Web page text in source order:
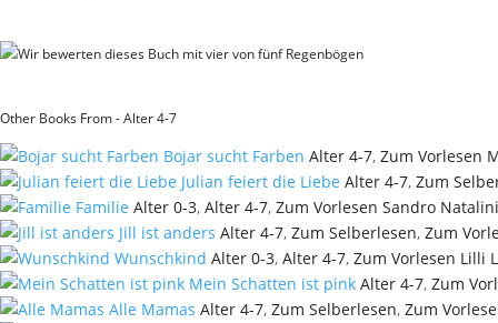
Other Books From - Alter 4-7
Bojar sucht Farben Alter 4-7, Zum Vorlesen
Julian feiert die Liebe Alter 4-7, Zum
Familie Alter 0-3, Alter 4-7, Zum Vorlesen Sandro Natalini
Jill ist anders Alter 4-7, Zum Selberlesen, Zum
Wunschkind Alter 0-3, Alter 4-7, Zum Vorlesen Lilli
Mein Schatten ist pink Alter 4-7, Zum
Alle Mamas Alter 4-7, Zum Selberlesen, Zum